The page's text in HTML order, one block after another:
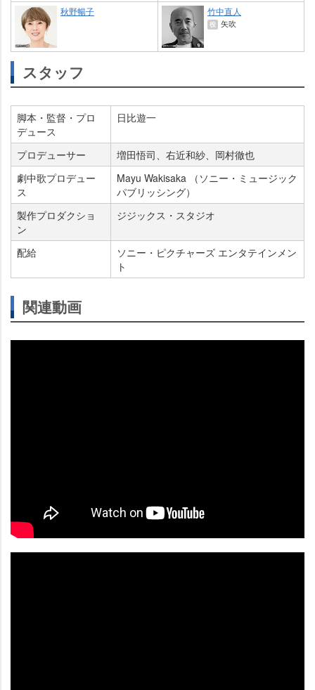
秋野暢子 竹中直人
役 矢吹
スタッフ
脚本・監督・プロ
デュース
日比遊一
プロデューサー
増田悟司、右近和紗、岡村徹也
劇中歌プロデュー
ス
Mayu Wakisaka （ソニー・ミュージック
パブリッシング）
製作プロダクショ
ン
ジジックス・スタジオ
配給
ソニー・ピクチャーズ エンタテインメン
ト
関連動画